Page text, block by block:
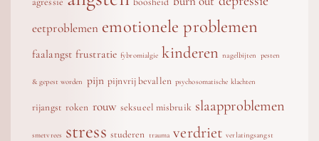
eetproblemen emotionele problemen
faalangst frustratie fybromialgie kinderen nagelbijten pesten
& gepest worden pijn pijnvrij bevallen psychosomatische klachten
rijangst roken rouw seksueel misbruik slaapproblemen
smetvrees stress studeren trauma verdriet verlatingsangst